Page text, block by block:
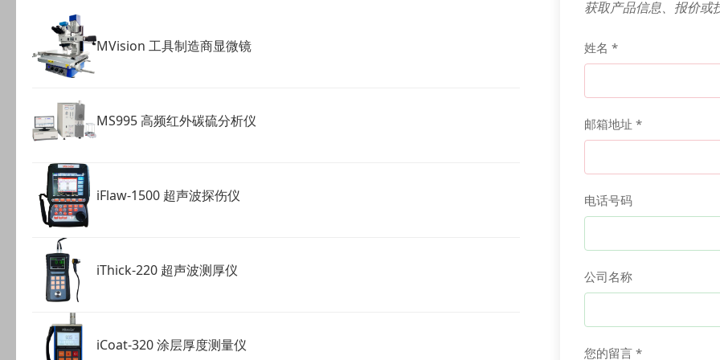
MVision 工具制造商显微镜
MS995 高频红外碳硫分析仪
iFlaw-1500 超声波探伤仪
iThick-220 超声波测厚仪
iCoat-320 涂层厚度测量仪
获取产品信息、报价或
姓名 *
邮箱地址 *
电话号码
公司名称
您的留言 *